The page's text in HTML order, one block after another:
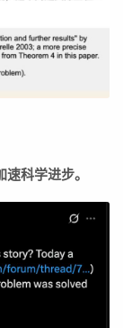
科学进步。